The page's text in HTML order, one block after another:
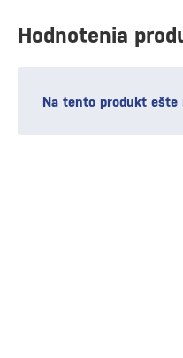
Hodnotenia
Na tento produkt ešte